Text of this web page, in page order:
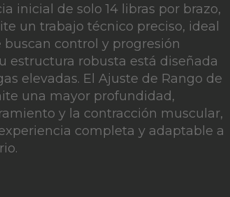
inicial de solo 14 libras por brazo,
un trabajo técnico preciso, ideal
buscan control y progresión
estructura robusta está diseñada
elevadas. El Ajuste de Rango de
una mayor profundidad,
y la contracción muscular,
completa y adaptable a